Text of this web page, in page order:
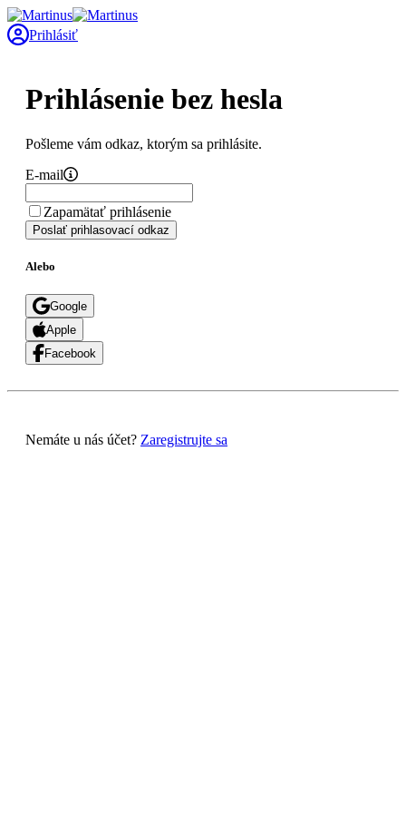
Prihlásiť
Prihlásenie bez hesla
Pošleme vám odkaz, ktorým sa prihlásite.
E-mail
Zapamätať prihlásenie
Poslať prihlasovací odkaz
Alebo
Google
Apple
Facebook
Nemáte u nás účet? Zaregistrujte sa